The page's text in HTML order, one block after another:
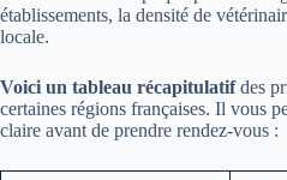
établissements, la densité de
locale.
Voici un tableau récapitulatifdes
certaines régions françaises. Il vous
claire avant de prendre rendez-vous :